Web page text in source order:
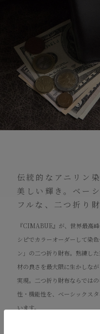
伝統的なアニリン
美しい輝き。ベー
フルな、二つ折り財
『CIMABUE』が、世界最高
シピでカラーオーダーして染
ン」の二つ折り財布。熟練し
材の良さを最大限に生かしな
実現。二つ折り財布ならでは
性・機能性を、ベーシックス
います。